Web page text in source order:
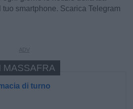
tuo smartphone. Scarica Telegram
di turno
MASSAFRA